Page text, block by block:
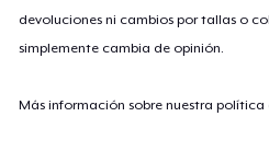
devoluciones ni cambios por tallas o
simplemente cambia de opinión.
Más información sobre nuestra política